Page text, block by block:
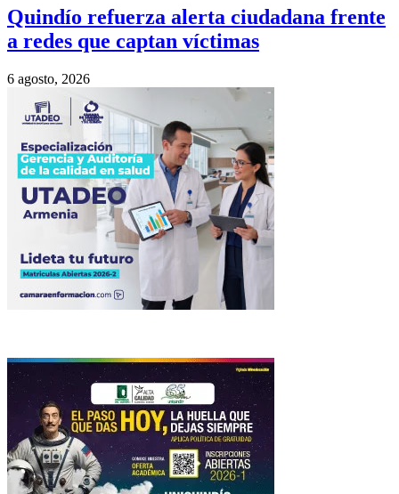
Quindío refuerza alerta ciudadana frente
a redes que captan víctimas
6 agosto, 2026